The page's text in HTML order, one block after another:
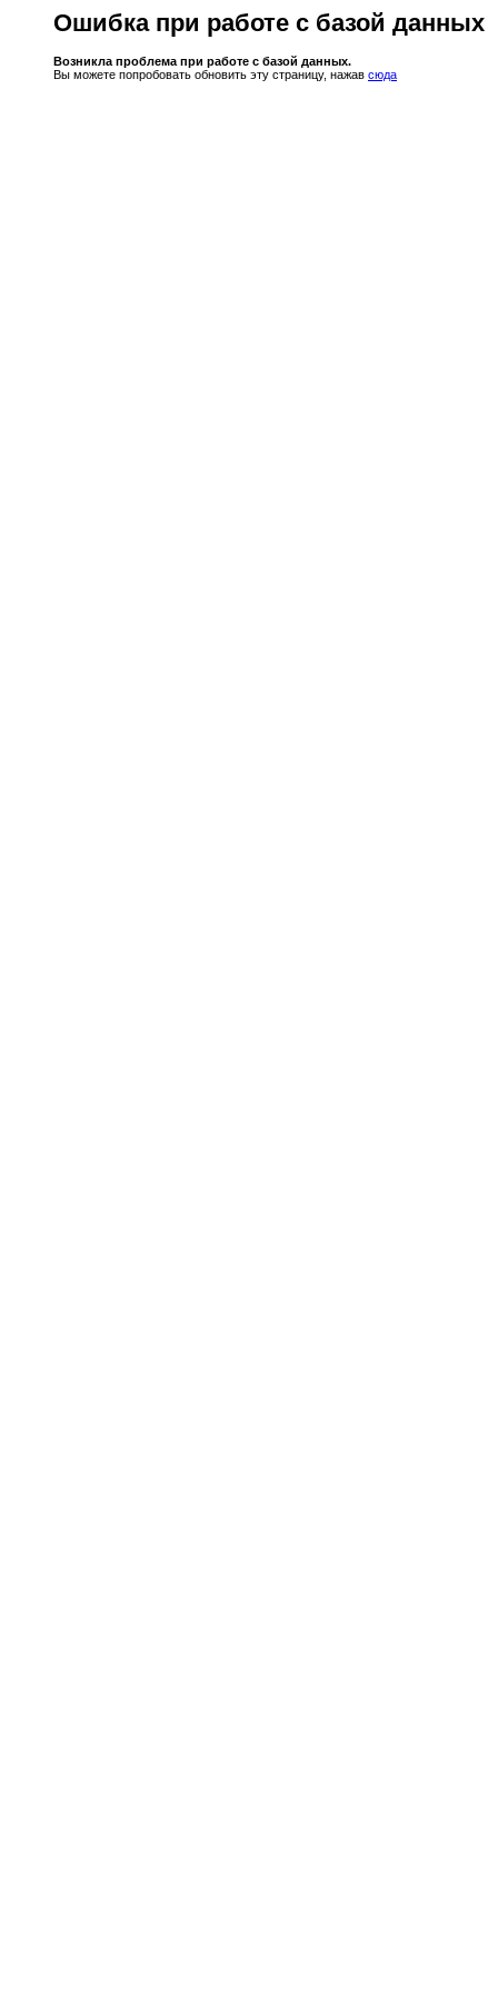
Ошибка при работе с базой данных
Возникла проблема при работе с базой данных.
Вы можете попробовать обновить эту страницу, нажав сюда